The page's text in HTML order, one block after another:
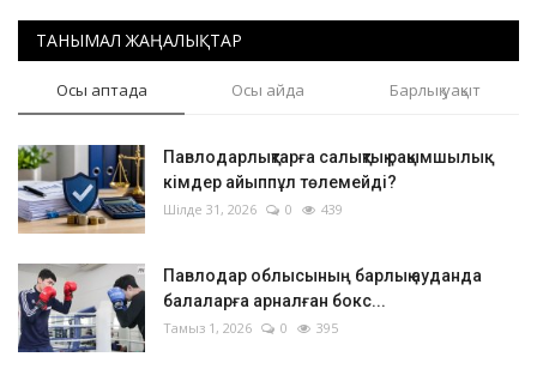
ТАНЫМАЛ ЖАҢАЛЫҚТАР
Осы аптада Осы айда Барлық уақыт
Павлодарлықтарға салықтық рақымшылық:
кімдер айыппұл төлемейді?
Шілде 31, 2026 0 439
Павлодар облысының барлық ауданда
балаларға арналған бокс...
Тамыз 1, 2026 0 395